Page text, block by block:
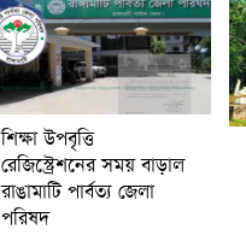
শিক্ষা উপবৃত্তি
রেজিস্ট্রেশনের সময় বাড়াল
রাঙামাটি পার্বত্য জেলা
পরিষদ